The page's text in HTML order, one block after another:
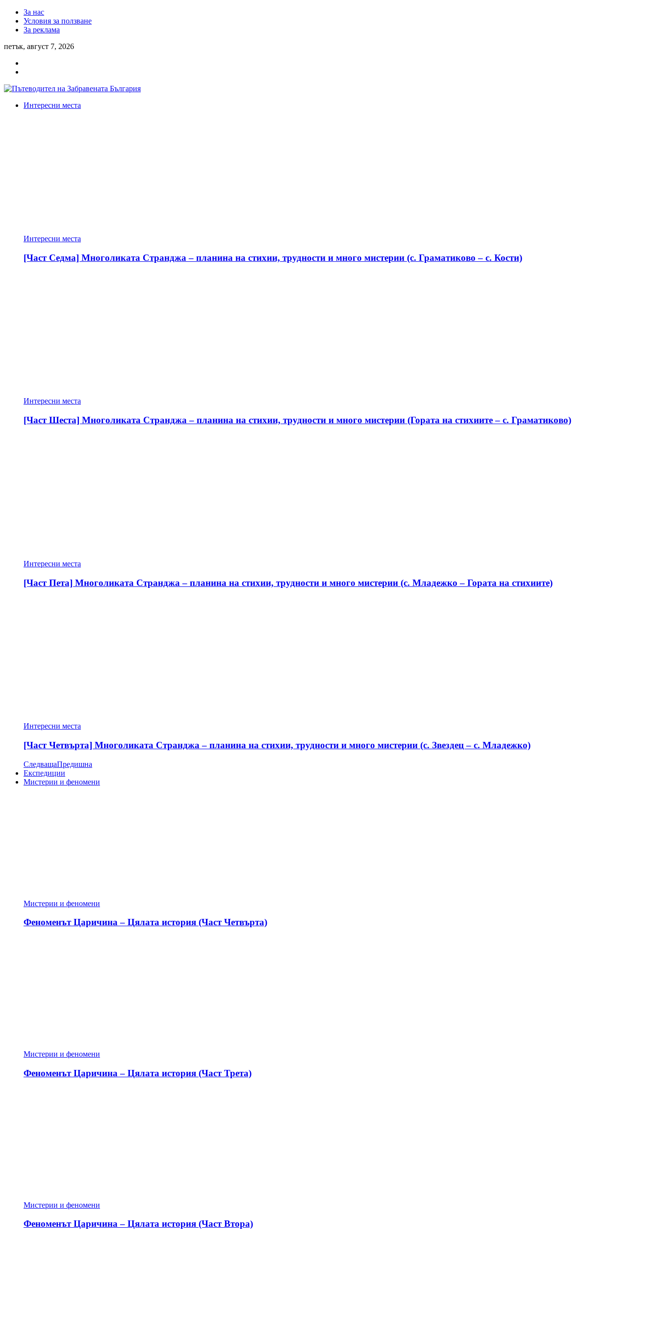
За нас
Условия за ползване
За реклама
петък, август 7, 2026
Интересни места
Интересни места
[Част Седма] Многоликата Странджа – планина на стихии, трудности и много мистерии (с. Граматиково – с. Кости)
Интересни места
[Част Шеста] Многоликата Странджа – планина на стихии, трудности и много мистерии (Гората на стихиите – с. Граматиково)
Интересни места
[Част Пета] Многоликата Странджа – планина на стихии, трудности и много мистерии (с. Младежко – Гората на стихиите)
Интересни места
[Част Четвърта] Многоликата Странджа – планина на стихии, трудности и много мистерии (с. Звездец – с. Младежко)
СледващаПредишна
Експедиции
Мистерии и феномени
Мистерии и феномени
Феноменът Царичина – Цялата история (Част Четвърта)
Мистерии и феномени
Феноменът Царичина – Цялата история (Част Трета)
Мистерии и феномени
Феноменът Царичина – Цялата история (Част Втора)